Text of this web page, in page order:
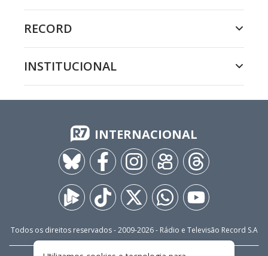
RECORD
INSTITUCIONAL
INTERNACIONAL
Todos os direitos reservados - 2009-2026- Rádio e Televisão Record S.A